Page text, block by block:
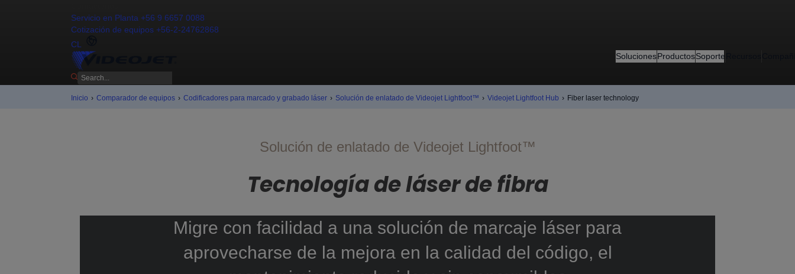
Servicio en Planta +56 9 6657 0088
Cotización de equipos +56-2-24762868
CL
SolucionesProductosSoporte
Inicio › Comparador de equipos › Codificadores para marcado y grabado láser › Solución de enlatado de Videojet Lightfoot™ › Videojet Lightfoot Hub › Fiber laser technology
Solución de enlatado de Videojet Lightfoot™
Tecnología de láser de fibra
Migre con facilidad a una solución de marcaje láser para
aprovecharse de la mejora en la calidad del código, el